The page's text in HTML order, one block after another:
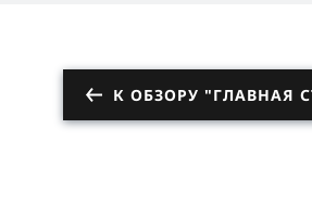
К ОБЗОРУ "ГЛАВНАЯ